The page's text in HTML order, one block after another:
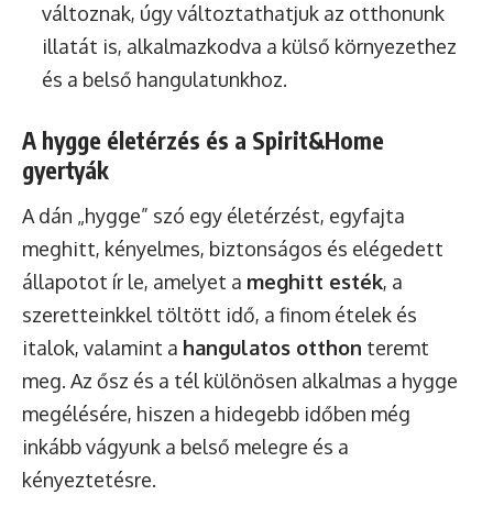
változnak, úgy változtathatjuk az otthonunk
illatát is, alkalmazkodva a külső környezethez
és a belső hangulatunkhoz.
A hygge életérzés és a Spirit&Home
gyertyák
A dán „hygge” szó egy életérzést, egyfajta
meghitt, kényelmes, biztonságos és elégedett
állapotot ír le, amelyet a meghitt esték, a
szeretteinkkel töltött idő, a finom ételek és
italok, valamint a hangulatos otthon teremt
meg. Az ősz és a tél különösen alkalmas a hygge
megélésére, hiszen a hidegebb időben még
inkább vágyunk a belső melegre és a
kényeztetésre.